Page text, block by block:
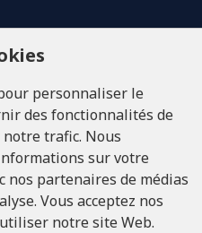
personnaliser le
des fonctionnalités de
trafic. Nous
sur votre
partenaires de médias
Vous acceptez nos
notre site Web.